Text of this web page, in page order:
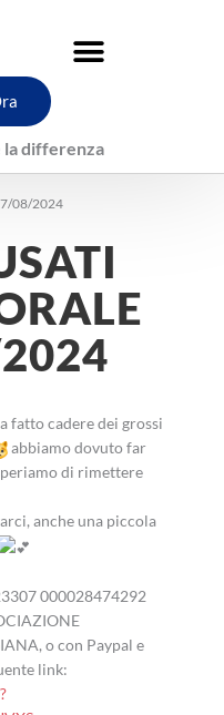
la differenza
08/2024
fatto cadere dei grossi
abbiamo dovuto far
di rimettere
anche una piccola
000028474292
o con Paypal e
link: